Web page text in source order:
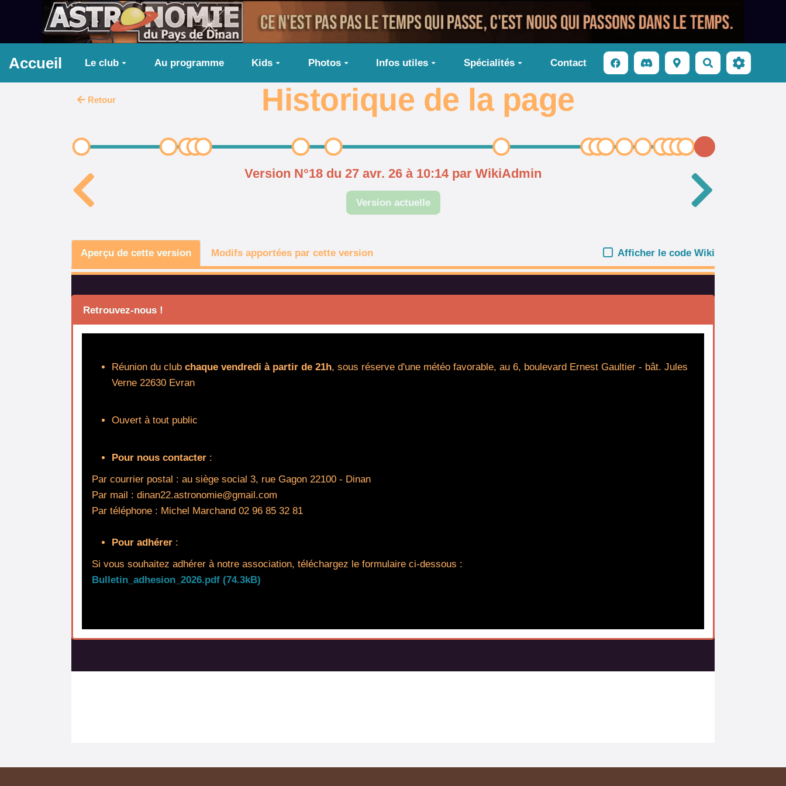
Aller au contenu principal
Accueil Le club Au programme Kids Photos Infos utiles Spécialités Contact Rechercher
Retour Historique de la page
Version N°18 du 27 avr. 26 à 10:14 par WikiAdmin
Version actuelle
Aperçu de cette version Modifs apportées par cette version Afficher le code Wiki